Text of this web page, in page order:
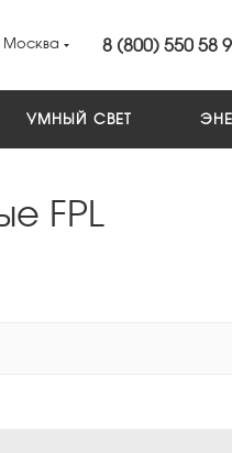
Москва 8 (800) 550 58
УМНЫЙ СВЕТ
FPL